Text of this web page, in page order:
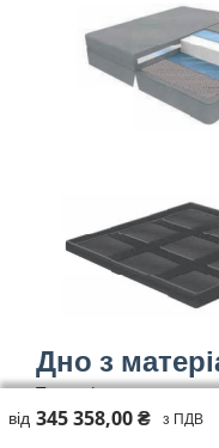
Дно з
Термоформоване дно
проти теплових втрат
345 358,00 ₴ з ПДВ
від